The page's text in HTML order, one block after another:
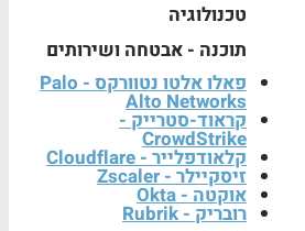
טכנולוגיה
תוכנה - אבטחה ושירותים
פאלו אלטו נטוורקס - Palo
Alto Networks
קראוד-סטרייק -
CrowdStrike
קלאודפלייר - Cloudflare
זיסקיילר - Zscaler
אוקטה - Okta
רובריק - Rubrik